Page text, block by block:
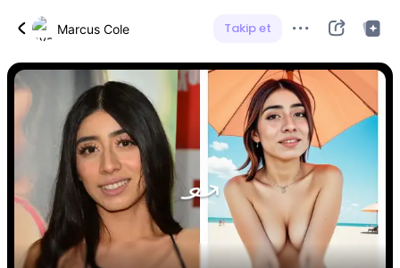
Marcus Cole Takip et